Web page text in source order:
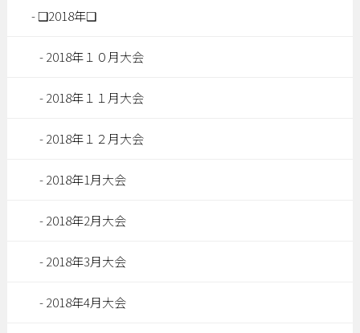
❑2018年❑
2018年１０月大会
2018年１１月大会
2018年１２月大会
2018年1月大会
2018年2月大会
2018年3月大会
2018年4月大会